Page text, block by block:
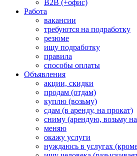
B2B (+офис)
Работа
вакансии
требуются на подработку
резюме
ищу подработку
правила
способы оплаты
Объявления
акции, скидки
продам (отдам)
куплю (возьму)
сдам (в аренду, на прокат)
сниму (арендую, возьму
меняю
окажу услуги
нуждаюсь в услугах